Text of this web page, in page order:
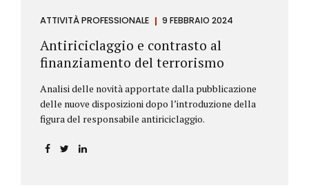
ATTIVITÀ PROFESSIONALE 9 FEBBRAIO 2024
Antiriciclaggio e contrasto al
finanziamento del terrorismo
Analisi delle novità apportate dalla pubblicazione
delle nuove disposizioni dopo l’introduzione della
figura del responsabile antiriciclaggio.